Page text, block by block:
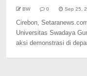
BW 0 Sep 25,
Cirebon,
Universitas Swadaya
aksi demonstrasi di